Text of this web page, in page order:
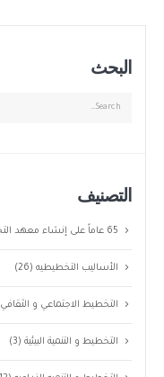
البحث
التصنيف
65 عاماً على إنشاء معهد التخطيط القومى
الأساليب التخطيطيه(26)
التخطيط الاجتماعي و الثقافي
التخطيط و التنمية البيئية(3)